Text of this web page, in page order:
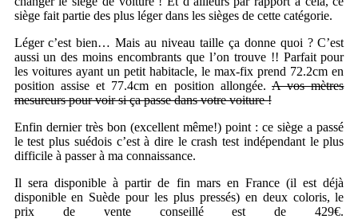
siège fait partie des plus léger dans les sièges de cette catégorie.
Léger c’est bien… Mais au niveau taille ça donne quoi ? C’est
aussi un des moins encombrants que l’on trouve !! Parfait pour
les voitures ayant un petit habitacle, le max-fix prend 72.2cm en
position assise et 77.4cm en position allongée.A vos mètres
mesureurs pour voir si ça passe dans votre voiture !
Enfin dernier très bon (excellent même!) point : ce siège a passé
le test plus suédois c’est à dire le crash test indépendant le plus
difficile à passer à ma connaissance.
Il sera disponible à partir de fin mars en France (il est déjà
disponible en Suède pour les plus pressés) en deux coloris, le
prix de vente conseillé est de 429€.